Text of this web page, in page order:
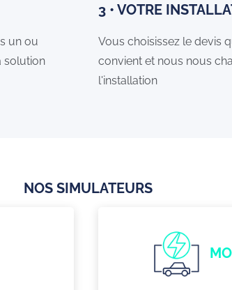
un ou
solution
3 • VOTRE
Vous choisissez le devis
convient et nous nous
l'installation
NOS SIMULATEURS